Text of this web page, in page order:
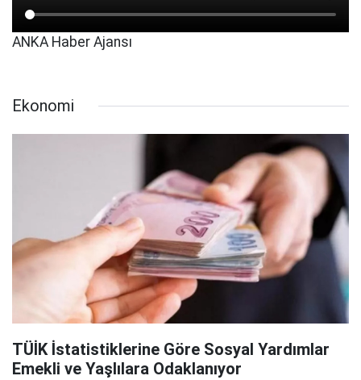
ANKA Haber Ajansı
Ekonomi
TÜİK İstatistiklerine Göre Sosyal Yardımlar
Emekli ve Yaşlılara Odaklanıyor